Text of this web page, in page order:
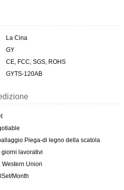
La Cina
GY
CE, FCC, SGS, ROHS
GYTS-120AB
Piega-di legno della scatola
giorni lavorativi
Western Union
Month